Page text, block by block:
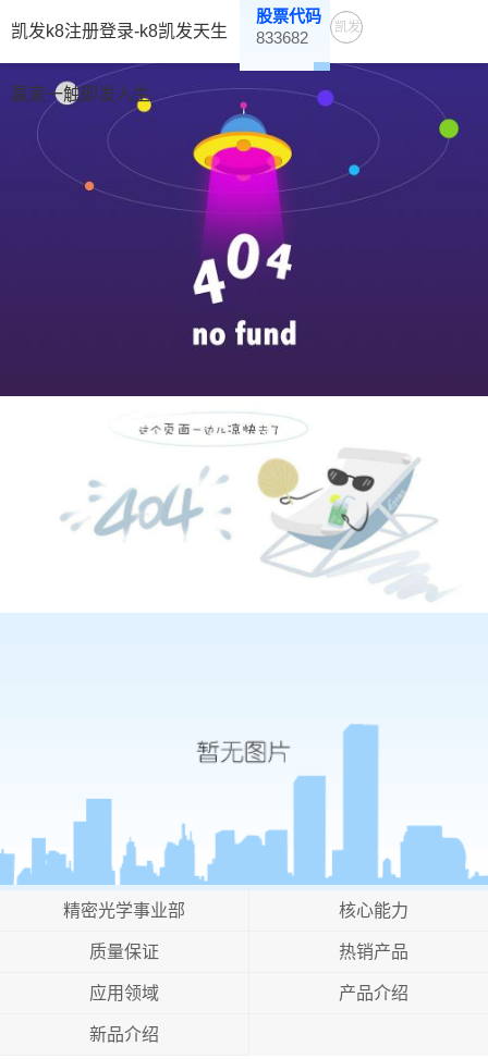
凯发k8注册登录-k8凯发天生
赢家一触即发人生
股票代码
833682
凯发
发天
生赢
精密光学事业部 核心能力
质量保证 热销产品
应用领域 产品介绍
新品介绍